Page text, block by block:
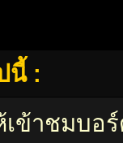
นี้ :
ข้าชมบอ